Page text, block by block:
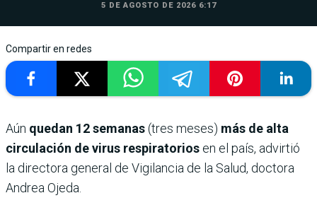
5 DE AGOSTO DE 2026 6:17
Compartir en redes
Aún quedan 12 semanas(tres meses) más de alta
circulación de virus respiratorios en el país, advirtió
la directora general de Vigilancia de la Salud, doctora
Andrea Ojeda.